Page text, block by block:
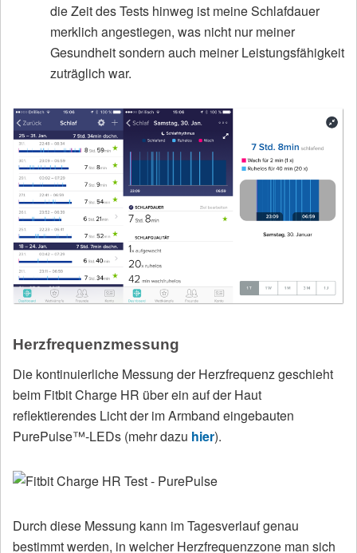
die Zeit des Tests hinweg ist meine Schlafdauer
merklich angestiegen, was nicht nur meiner
Gesundheit sondern auch meiner Leistungsfähigkeit
zuträglich war.
Herzfrequenzmessung
Die kontinuierliche Messung der Herzfrequenz geschieht
beim Fitbit Charge HR über ein auf der Haut
reflektierendes Licht der im Armband eingebauten
PurePulse™-LEDs (mehr dazu hier).
Durch diese Messung kann im Tagesverlauf genau
bestimmt werden, in welcher Herzfrequenzzone man sich